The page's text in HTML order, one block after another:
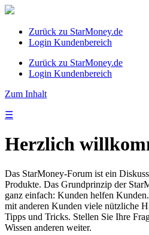
Zurück zu StarMoney.de
Login Kundenbereich
Zurück zu StarMoney.de
Login Kundenbereich
Zum Inhalt
☰
Herzlich
Das StarMoney-Forum ist ein
Produkte. Das Grundprinzip der
ganz einfach: Kunden helfen
mit anderen Kunden viele nützliche
Tipps und Tricks. Stellen Sie Ihre
Wissen anderen weiter.